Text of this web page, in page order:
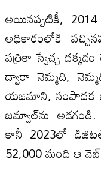
అయినప్పటికీ,
అధికారంలోకి
పత్రికా స్వేచ్ఛ
ద్వారా నెమ్మది,
యజమాని, సంపాదక
జమ్వాల్‌ను
కానీ 2023లో
52,000 మంది ఆ వెబ్